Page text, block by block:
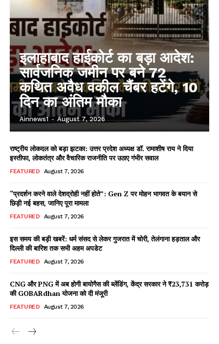
Facebook
X WhatsApp
Share
Read Latest News on AIN
इलाहाबाद हाईकोर्ट का बड़ा आदेश:
सार्वजनिक जमीन पर बने 72
कथित अवैध वकील चैंबर हटेंगे, 10
दिन का अंतिम मौका
Ainnews1 - August 7, 2026
राष्ट्रीय लोकदल को बड़ा झटका: उत्तर प्रदेश अध्यक्ष डॉ. रामाशीष राय ने दिया
इस्तीफा, लोकतंत्र और वैचारिक राजनीति पर उठाए गंभीर सवाल
FEATURED August 7, 2026
“प्रदर्शन करने वाले देशद्रोही नहीं होते”: Gen Z पर मोहन भागवत के बयान से
छिड़ी नई बहस, जानिए पूरा मामला
FEATURED August 7, 2026
इस समय की बड़ी खबरें: धर्म संसद से लेकर गुजरात में चोरी, तेलंगाना हड़ताल और
दिल्ली की बारिश तक सभी अहम अपडेट
FEATURED August 7, 2026
CNG और PNG में अब होगी बायोगैस की ब्लेंडिंग, केंद्र सरकार ने ₹23,731 करोड़
की GOBARdhan योजना को दी मंजूरी
FEATURED August 7, 2026